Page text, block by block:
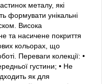
металу, які
формувати унікальні
Висока
та насичене покриття
кольорах, що
Переваги колекції: •
густини; • Не
як для